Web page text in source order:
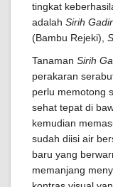
tingkat
adalah Sirih
(Bambu Rejeki),
Tanaman Sirih
perakaran
perlu memotong
sehat tepat di
kemudian
sudah diisi air
baru yang
memanjang